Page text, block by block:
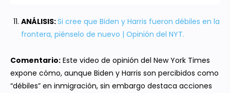
ANÁLISIS:Si cree que Biden y Harris fueron débiles en la
frontera, piénselo de nuevo | Opinión del NYT.
Comentario: Este video de opinión del New York Times
expone cómo, aunque Biden y Harris son percibidos como
“débiles” en inmigración, sin embargo destaca acciones